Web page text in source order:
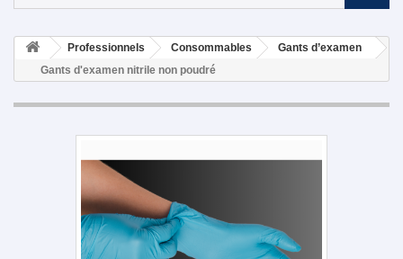
Professionnels Consommables
Gants d’examen
Gants d'examen nitrile non poudré